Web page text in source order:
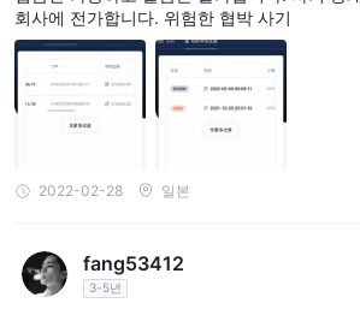
계정을 개설하는 방법은?
Sky-Markets와 계정을 개설하는 것은 몇 분
할 수 있는 간단한 과정입니다. 다음은 관련 단
하며, 각각 다른 경험 수준과 거래 요구에 맞게
온라인 신청 양식을 작성하세요: 양식에는 개
보 및 거래 경험을 요청합니다. 신분증(여권
회사에 전가합니다. 위험한 협박 사기
2022-02-28 일본
fang53412
3-5년